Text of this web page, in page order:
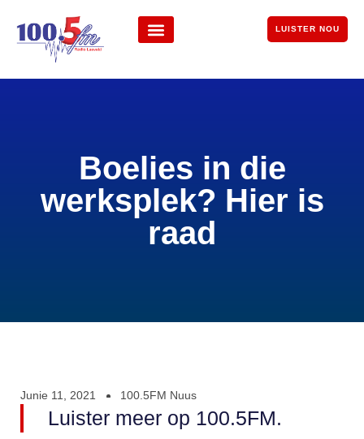
LUISTER NOU
Boelies in die
werksplek? Hier is
raad
Junie 11, 2021 100.5FM Nuus
Luister meer op 100.5FM.